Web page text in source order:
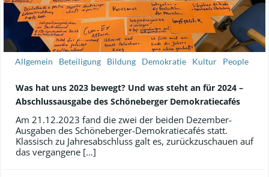
Allgemein Beteiligung Bildung Demokratie Kultur People
Was hat uns 2023 bewegt? Und was steht an für 2024 –
Abschlussausgabe des Schöneberger Demokratiecafés
Am 21.12.2023 fand die zwei der beiden Dezember-
Ausgaben des Schöneberger-Demokratiecafés statt.
Klassisch zu Jahresabschluss galt es, zurückzuschauen auf
das vergangene […]